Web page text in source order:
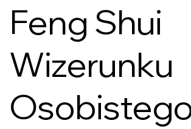
Feng Shui
Wizerunku